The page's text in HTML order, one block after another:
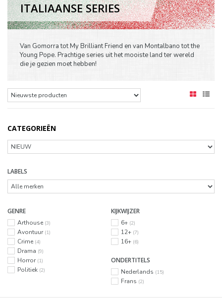
ITALIAANSE SERIES
Van Gomorra tot My Brilliant Friend en van Montalbano tot the
Young Pope. Prachtige series uit het mooiste land ter wereld
die je gezien moet hebben!
CATEGORIEËN
LABELS
GENRE
Arthouse (3)
Avontuur (1)
Crime (4)
Drama (9)
Horror (1)
Politiek (2)
KIJKWIJZER
6+ (2)
12+ (7)
16+ (6)
ONDERTITELS
Nederlands (15)
Frans (2)